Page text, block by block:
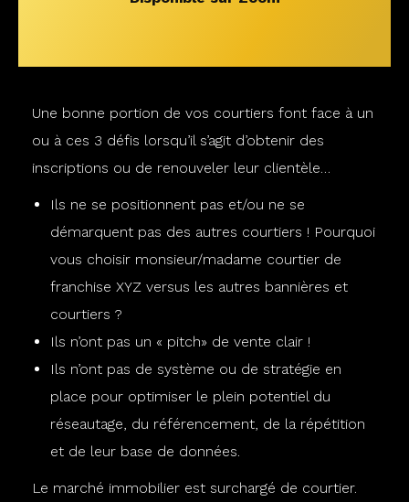
Une bonne portion de vos courtiers font face à un
ou à ces 3 défis lorsqu’il s’agit d’obtenir des
inscriptions ou de renouveler leur clientèle…
Ils ne se positionnent pas et/ou ne se
démarquent pas des autres courtiers ! Pourquoi
vous choisir monsieur/madame courtier de
franchise XYZ versus les autres bannières et
courtiers ?
Ils n’ont pas un « pitch» de vente clair !
Ils n’ont pas de système ou de stratégie en
place pour optimiser le plein potentiel du
réseautage, du référencement, de la répétition
et de leur base de données.
Le marché immobilier est surchargé de courtier.